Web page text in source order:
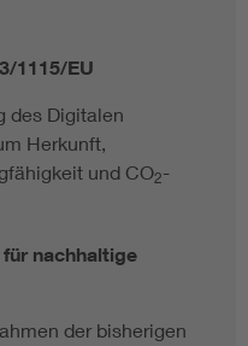
1115/EU
des Digitalen
Herkunft,
und CO2-
nachhaltige
der bisherigen